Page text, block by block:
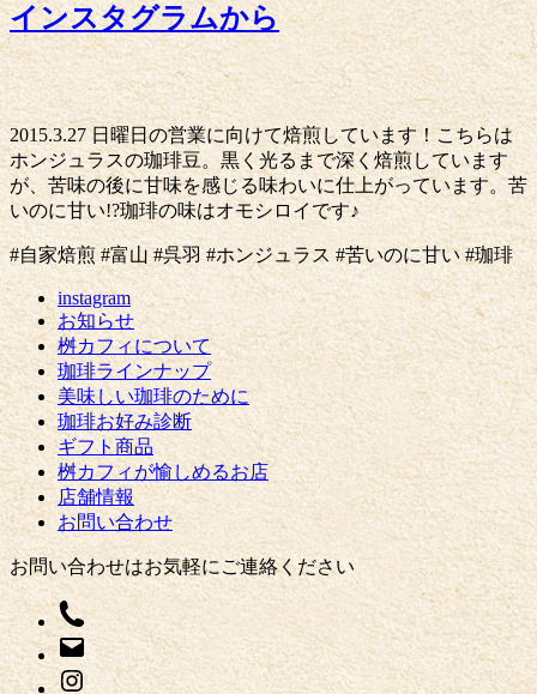
インスタグラムから
2015.3.27 日曜日の営業に向けて焙煎しています！こちらは
ホンジュラスの珈琲豆。黒く光るまで深く焙煎しています
が、苦味の後に甘味を感じる味わいに仕上がっています。苦
いのに甘い!?珈琲の味はオモシロイです♪
#自家焙煎 #富山 #呉羽 #ホンジュラス #苦いのに甘い #珈琲
instagram
お知らせ
桝カフィについて
珈琲ラインナップ
美味しい珈琲のために
珈琲お好み診断
ギフト商品
桝カフィが愉しめるお店
店舗情報
お問い合わせ
お問い合わせはお気軽にご連絡ください